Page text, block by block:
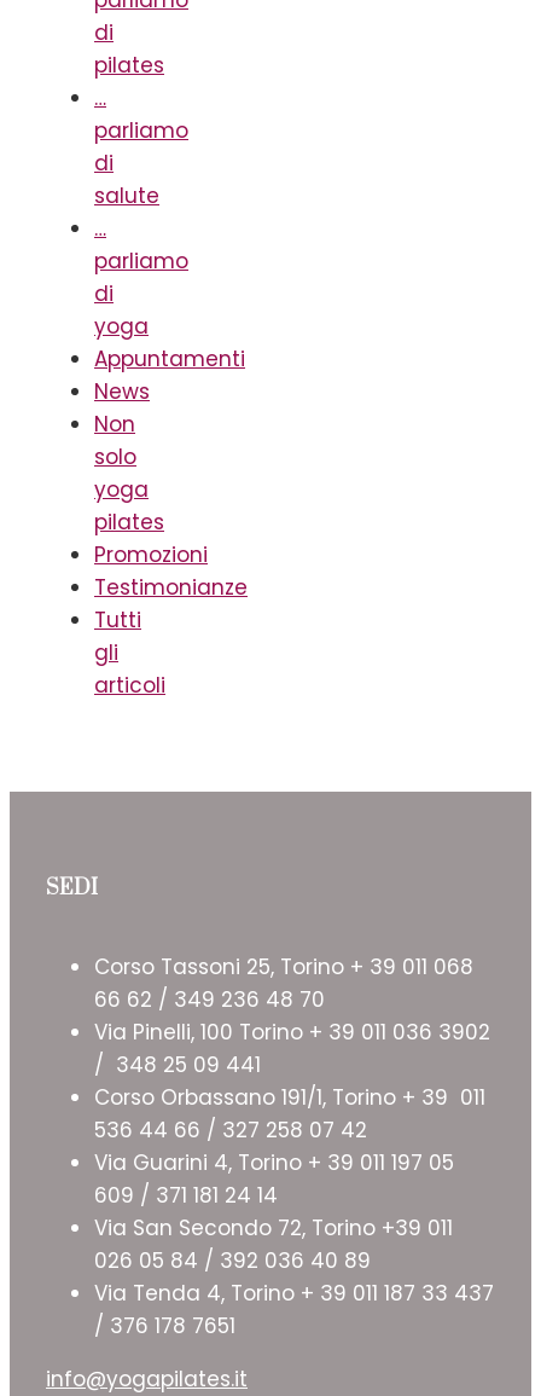
di
pilates
…
parliamo
di
salute
…
parliamo
di
yoga
Appuntamenti
News
Non
solo
yoga
pilates
Promozioni
Testimonianze
Tutti
gli
articoli
SEDI
Corso Tassoni 25, Torino + 39 011 068
66 62 / 349 236 48 70
Via Pinelli, 100 Torino + 39 011 036 3902
/ 348 25 09 441
Corso Orbassano 191/1, Torino + 39 011
536 44 66 / 327 258 07 42
Via Guarini 4, Torino + 39 011 197 05
609 / 371 181 24 14
Via San Secondo 72, Torino +39 011
026 05 84 / 392 036 40 89
Via Tenda 4, Torino + 39 011 187 33 437
/ 376 178 7651
info@yogapilates.it